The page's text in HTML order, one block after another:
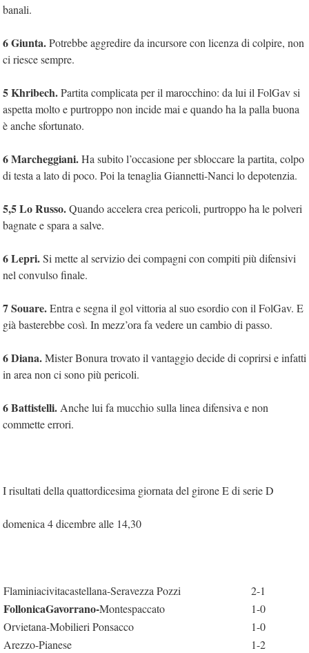
banali.
6 Giunta.Potrebbe aggredire da incursore con licenza di colpire, non
ci riesce sempre.
5 Khribech.Partita complicata per il marocchino: da lui il FolGav si
aspetta molto e purtroppo non incide mai e quando ha la palla buona
è anche sfortunato.
6 Marcheggiani.Ha subito l’occasione per sbloccare la partita, colpo
di testa a lato di poco. Poi la tenaglia Giannetti-Nanci lo depotenzia.
5,5 Lo Russo.Quando accelera crea pericoli, purtroppo ha le polveri
bagnate e spara a salve.
6 Lepri.Si mette al servizio dei compagni con compiti più difensivi
nel convulso finale.
7 Souare.Entra e segna il gol vittoria al suo esordio con il FolGav. E
già basterebbe così. In mezz’ora fa vedere un cambio di passo.
6 Diana.Mister Bonura trovato il vantaggio decide di coprirsi e infatti
in area non ci sono più pericoli.
6 Battistelli.Anche lui fa mucchio sulla linea difensiva e non
commette errori.
I risultati della quattordicesima giornata del girone E di serie D
domenica 4 dicembre alle 14,30
Flaminiacivitacastellana-Seravezza Pozzi 2-1
FollonicaGavorrano-Montespaccato
1-0
Orvietana-Mobilieri Ponsacco
1-0
Arezzo-Pianese
1-2